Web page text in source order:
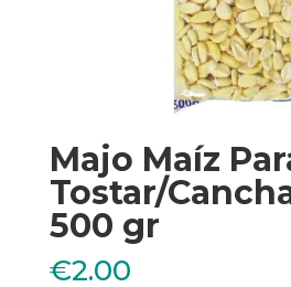
Majo Maíz
Tostar/
500 gr
€2.00